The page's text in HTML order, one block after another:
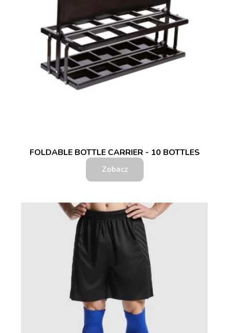
FOLDABLE BOTTLE CARRIER - 10 BOTTLES
Zobacz